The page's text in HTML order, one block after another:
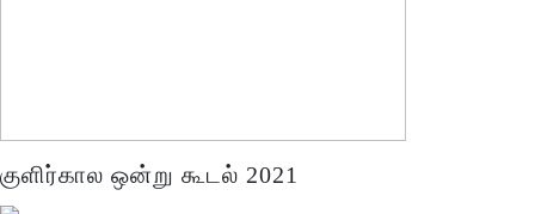
குளிர்கால ஒன்று கூடல் 2021